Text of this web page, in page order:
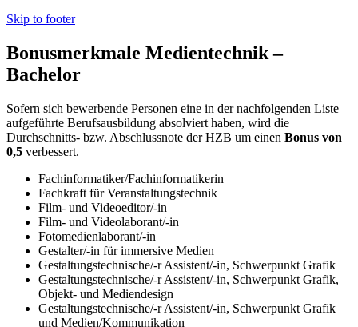
Skip to footer
Bonusmerkmale Medientechnik –
Bachelor
Sofern sich bewerbende Personen eine in der nachfolgenden Liste
aufgeführte Berufsausbildung absolviert haben, wird die
Durchschnitts- bzw. Abschlussnote der HZB um einen Bonus von
0,5 verbessert.
Fachinformatiker/Fachinformatikerin
Fachkraft für Veranstaltungstechnik
Film- und Videoeditor/-in
Film- und Videolaborant/-in
Fotomedienlaborant/-in
Gestalter/-in für immersive Medien
Gestaltungstechnische/-r Assistent/-in, Schwerpunkt Grafik
Gestaltungstechnische/-r Assistent/-in, Schwerpunkt Grafik,
Objekt- und Mediendesign
Gestaltungstechnische/-r Assistent/-in, Schwerpunkt Grafik
und Medien/Kommunikation